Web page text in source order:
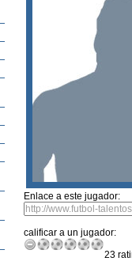
Enlace a este jugador:
calificar a un jugador:
23